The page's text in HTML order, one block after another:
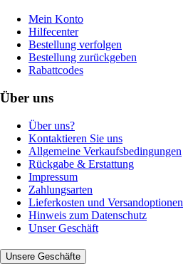
Mein Konto
Hilfecenter
Bestellung verfolgen
Bestellung zurückgeben
Rabattcodes
Über uns
Über uns?
Kontaktieren Sie uns
Allgemeine Verkaufsbedingungen
Rückgabe & Erstattung
Impressum
Zahlungsarten
Lieferkosten und Versandoptionen
Hinweis zum Datenschutz
Unser Geschäft
Unsere Geschäfte